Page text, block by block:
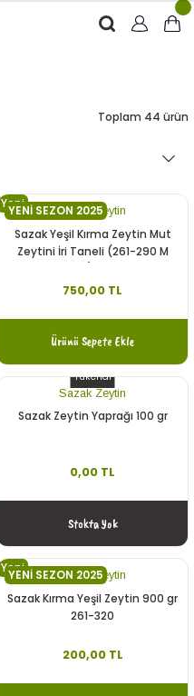
Toplam 44 ürün
YENİ SEZON 2025
Yeni Sazak Zeytin
Sazak Yeşil Kırma Zeytin Mut
Zeytini İri Taneli (261-290 M
750,00 TL
Ürünü Sepete Ekle
Tükendi
Sazak Zeytin
Sazak Zeytin Yaprağı 100 gr
0,00 TL
Stokta Yok
YENİ SEZON 2025
Yeni Sazak Zeytin
Sazak Kırma Yeşil Zeytin 900 gr
261-320
200,00 TL